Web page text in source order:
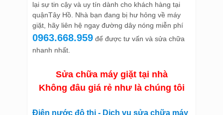
lại sự tin cậy và uy tín dành cho khách hàng tại
quậnTây Hồ. Nhà bạn đang bị hư hỏng về máy
giặt, hãy liên hệ ngay đường dây nóng miễn phí
0963.668.959 để được tư vấn và sửa chữa
nhanh nhất.
Sửa chữa máy giặt tại nhà
Không đâu giá rẻ như là chúng tôi
Điện nước đô thị - Dịch vụ sửa chữa máy